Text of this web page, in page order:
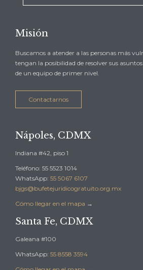
Misión
Buscamos a atender a las personas más
tengan la posibilidad de resolver sus
de un equipo de primer nivel.
Contactarnos
Nápoles, CDMX
Indiana #42, piso 1
Teléfono: 55 5523 1014
WhatsApp: 55 5067 6107
bjgs@bufetejuridicogratuito.org.mx
Cómo llegar en el mapa →
Santa Fe, CDMX
Galeana #100
WhatsApp: 55 8558 3594